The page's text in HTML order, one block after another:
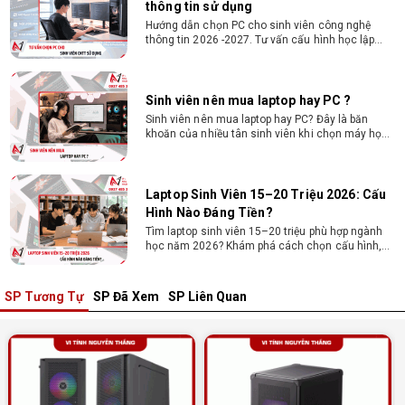
thông tin sử dụng
Hướng dẫn chọn PC cho sinh viên công nghệ
thông tin 2026 -2027. Tư vấn cấu hình học lập
Sinh viên nên mua laptop hay PC ?
Sinh viên nên mua laptop hay PC? Đây là băn
khoăn của nhiều tân sinh viên khi chọn máy học
Laptop Sinh Viên 15–20 Triệu 2026: Cấu
Hình Nào Đáng Tiền?
Tìm laptop sinh viên 15–20 triệu phù hợp ngành
học năm 2026? Khám phá cách chọn cấu hình,
Tổng hợp 7 laptop sinh viên dưới 15 triệu
nên mua
Bạn tìm laptop cho sinh viên dưới 15 triệu mượt
mà, bền bỉ? Xem ngay gợi ý các thương hiệu
laptop bền, cấu hình mạnh cho sinh viên sử dụng
Dịch vụ build PC đồ họa tại Đồng Nai theo
SP Tương Tự SP Đã Xem SP Liên Quan